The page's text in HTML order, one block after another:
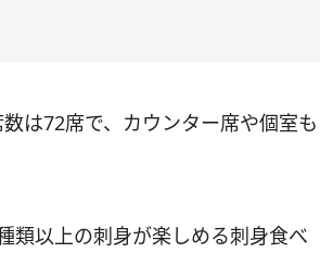
は72席で、カウンター席や個室も
類以上の刺身が楽しめる刺身食べ